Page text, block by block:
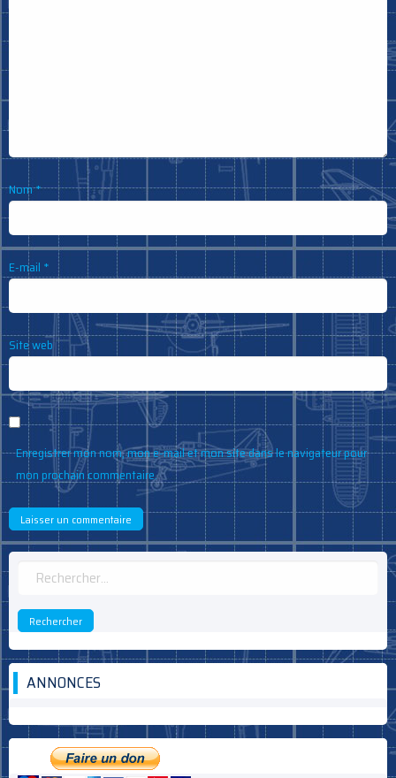
Nom*
E-mail *
Site web
Enregistrer mon nom, mon e-mail et mon site dans le navigateur pour
mon prochain commentaire.
Rechercher :
ANNONCES